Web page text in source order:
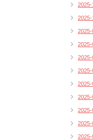
2025-
2025-
2025-
2025-
2025-
2025-
2025-
2025-
2025-
2025-
2025-